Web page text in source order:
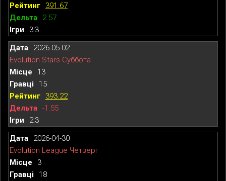
391.67
2.57
3:3
2026-05-02
Evolution Stars Суббота
13
15
393.22
-1.55
2:3
2026-04-30
Evolution League Четверг
3
18